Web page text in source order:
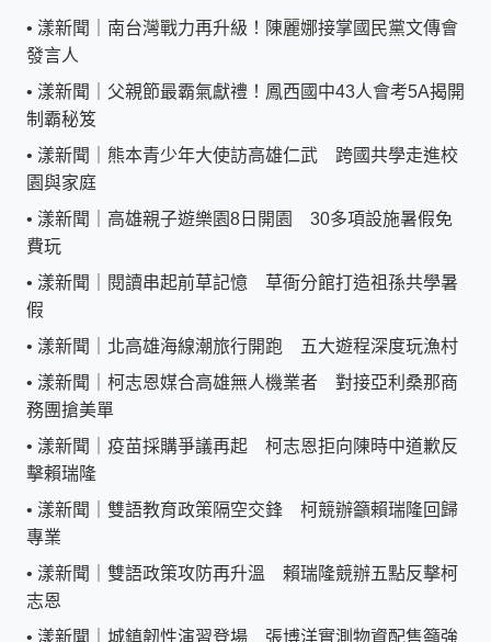
• 漾新聞｜南台灣戰力再升級！陳麗娜接掌國民黨文傳會
發言人
• 漾新聞｜父親節最霸氣獻禮！鳳西國中43人會考5A揭開
制霸秘笈
• 漾新聞｜熊本青少年大使訪高雄仁武 跨國共學走進校
園與家庭
• 漾新聞｜高雄親子遊樂園8日開園 30多項設施暑假免
費玩
• 漾新聞｜閱讀串起前草記憶 草衙分館打造祖孫共學暑
假
• 漾新聞｜北高雄海線潮旅行開跑 五大遊程深度玩漁村
• 漾新聞｜柯志恩媒合高雄無人機業者 對接亞利桑那商
務團搶美單
• 漾新聞｜疫苗採購爭議再起 柯志恩拒向陳時中道歉反
擊賴瑞隆
• 漾新聞｜雙語教育政策隔空交鋒 柯競辦籲賴瑞隆回歸
專業
• 漾新聞｜雙語政策攻防再升溫 賴瑞隆競辦五點反擊柯
志恩
• 漾新聞｜城鎮韌性演習登場 張博洋實測物資配售籲強